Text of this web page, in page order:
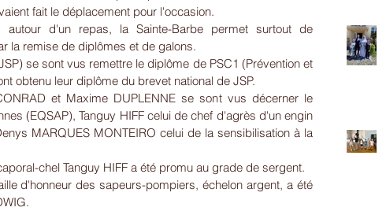
fait le déplacement pour l'occasion.
autour d'un repas, la Sainte-Barbe permet surtout de
la remise de diplômes et de galons.
se sont vus remettre le diplôme de PSC1 (Prévention et
obtenu leur diplôme du brevet national de JSP.
et Maxime DUPLENNE se sont vus décerner le
(EQSAP), Tanguy HIFF celui de chef d'agrès d'un engin
MARQUES MONTEIRO celui de la sensibilisation à la
chel Tanguy HIFF a été promu au grade de sergent.
d'honneur des sapeurs-pompiers, échelon argent, a été